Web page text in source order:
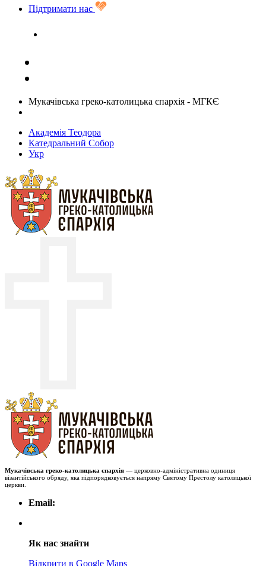
Підтримати нас
Мукачівська греко-католицька єпархія - МГКЄ
Академія Теодора
Катедральний Собор
Укр
Мукачівська греко-католицька єпархія — церковно-адміністративна одиниця
візантійського обряду, яка підпорядковується напряму Святому Престолу католицької
церкви.
Email:
Як нас знайти
Відкрити в Google Maps